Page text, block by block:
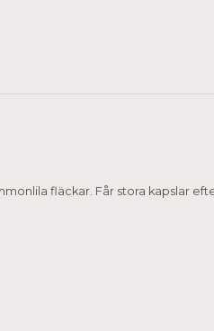
fläckar. Får stora kapslar